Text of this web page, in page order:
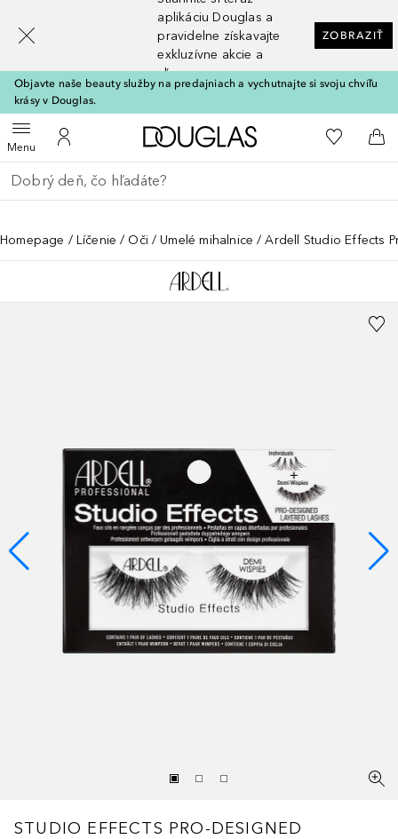
aplikáciu Douglas a
pravidelne získavajte
exkluzívne akcie a
zľavy
ZOBRAZIŤ
Objavte naše beauty služby na predajniach a vychutnajte si svoju chvíľu
krásy v Douglas.
MenuOtvoriť menuDo môjho účtu
Domov Do môjho
Do
Choď späť
Vykonajte vyhľadávanie
Homepage Líčenie Oči Umelé mihalnice Ardell Studio Effects
STUDIO EFFECTS PRO-DESIGNED
[navigation.slideout.screenreader]